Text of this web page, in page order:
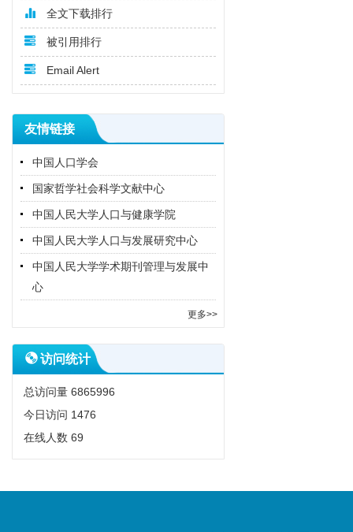
全文下载排行
被引用排行
Email Alert
友情链接
中国人口学会
国家哲学社会科学文献中心
中国人民大学人口与健康学院
中国人民大学人口与发展研究中心
中国人民大学学术期刊管理与发展中
心
更多>>
访问统计
总访问量 6865996
今日访问 1476
在线人数 69